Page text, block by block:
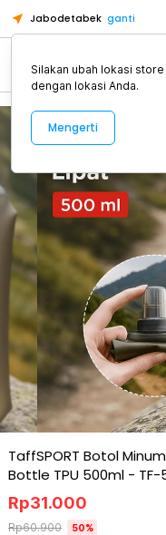
Jabodetabek ganti
Alat Kopi
TaffSPORT Botol
Bottle TPU 500ml - TF-
Rp31.000
Rp60.900 50%
Silakan ubah lokasi
dengan lokasi Anda.
Mengerti